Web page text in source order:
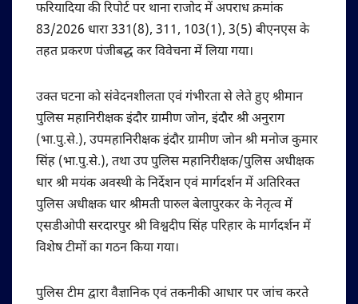
फरियादिया की रिपोर्ट पर थाना राजोद में अपराध क्रमांक
83/2026 धारा 331(8), 311, 103(1), 3(5) बीएनएस के
तहत प्रकरण पंजीबद्ध कर विवेचना में लिया गया।
उक्त घटना को संवेदनशीलता एवं गंभीरता से लेते हुए श्रीमान
पुलिस महानिरीक्षक इंदौर ग्रामीण जोन, इंदौर श्री अनुराग
(भा.पु.से.), उपमहानिरीक्षक इंदौर ग्रामीण जोन श्री मनोज कुमार
सिंह (भा.पु.से.), तथा उप पुलिस महानिरीक्षक/पुलिस अधीक्षक
धार श्री मयंक अवस्थी के निर्देशन एवं मार्गदर्शन में अतिरिक्त
पुलिस अधीक्षक धार श्रीमती पारुल बेलापुरकर के नेतृत्व में
एसडीओपी सरदारपुर श्री विश्वदीप सिंह परिहार के मार्गदर्शन में
विशेष टीमों का गठन किया गया।
पुलिस टीम द्वारा वैज्ञानिक एवं तकनीकी आधार पर जांच करते